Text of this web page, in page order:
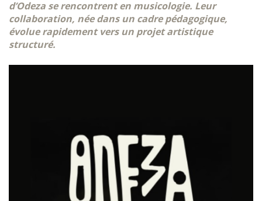
d’Odeza se rencontrent en musicologie. Leur
collaboration, née dans un cadre pédagogique,
évolue rapidement vers un projet artistique
structuré.